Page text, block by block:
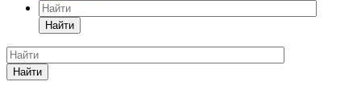
Найти
Найти